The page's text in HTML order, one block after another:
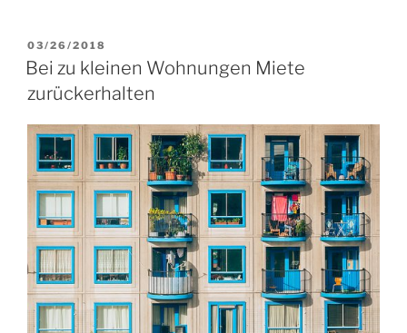
VERÖFFENTLICHT
AM
03/26/2018
Bei zu kleinen Wohnungen Miete
zurückerhalten